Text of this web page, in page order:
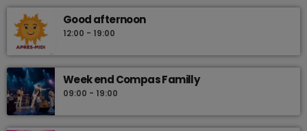
Good afternoon
12:00 - 19:00
Week end Compas Familly
09:00 - 19:00